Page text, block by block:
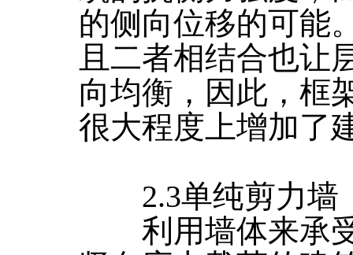
的侧向位移的可能
且二者相结合也让
向均衡，因此，框
很大程度上增加了
2.3单纯剪力墙
利用墙体来承受